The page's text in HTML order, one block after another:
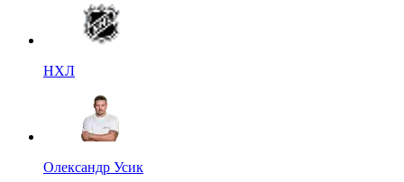
НХЛ
Олександр Усик